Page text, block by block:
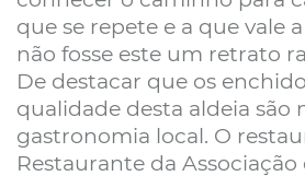
que se repete e a que vale
não fosse este um retrato
De destacar que os
qualidade desta aldeia são
gastronomia local. O
Restaurante da